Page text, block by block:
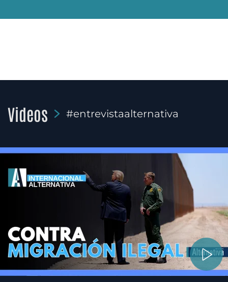
Videos #entrevistaalternativa